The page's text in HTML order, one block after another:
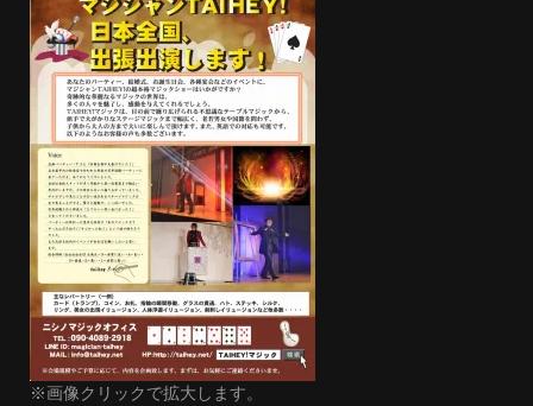
※画像クリックで拡大します。